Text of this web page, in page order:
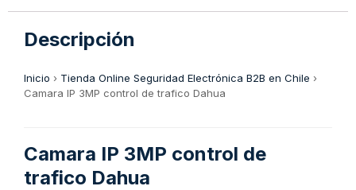
Descripción
Inicio › Tienda Online Seguridad Electrónica B2B en Chile ›
Camara IP 3MP control de trafico Dahua
Camara IP 3MP control de
trafico Dahua